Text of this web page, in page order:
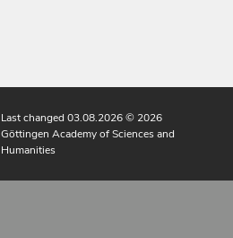
Last changed 03.08.2026© 2026
Göttingen Academy of Sciences and
Humanities